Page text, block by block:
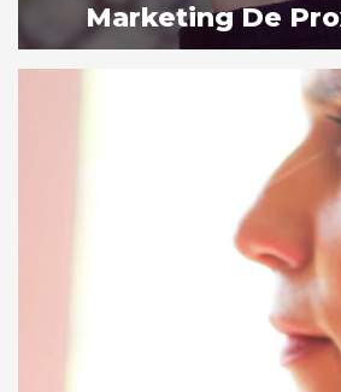
Marketing De